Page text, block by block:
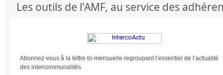
Les outils de l'AMF, au service des
Abonnez-vous å la lettre bi-mensuelle regroupant l’essentiel de l’actualité
des intercommunalités